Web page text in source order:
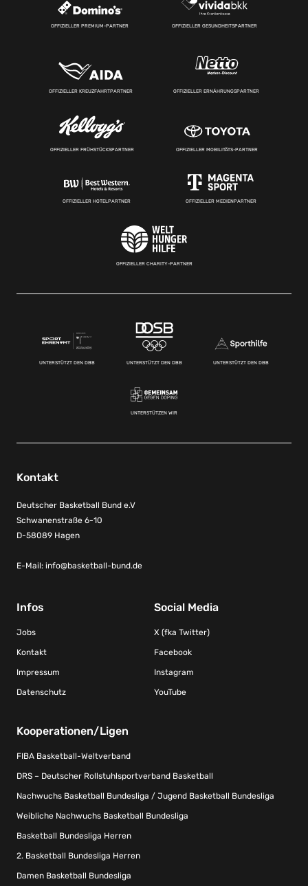
OFFIZIELLER PREMIUM-PARTNER OFFIZIELLER GESUNDHEITSPARTNER
OFFIZIELLER KREUZFAHRTPARTNER OFFIZIELLER ERNÄHRUNGSPARTNER
OFFIZIELLER FRÜHSTÜCKSPARTNER OFFIZIELLER MOBILITÄTS-PARTNER
OFFIZIELLER HOTELPARTNER OFFIZIELLER MEDIENPARTNER
OFFIZIELLER CHARITY-PARTNER
UNTERSTÜTZT DEN DBB UNTERSTÜTZT DEN DBB UNTERSTÜTZT DEN DBB
UNTERSTÜTZEN WIR
Kontakt
Deutscher Basketball Bund e.V
Schwanenstraße 6-10
D-58089 Hagen
E-Mail: info@basketball-bund.de
Infos
Jobs
Kontakt
Impressum
Datenschutz
Social Media
X (fka Twitter)
Facebook
Instagram
YouTube
Kooperationen/Ligen
FIBA Basketball-Weltverband
DRS – Deutscher Rollstuhlsportverband Basketball
Nachwuchs Basketball Bundesliga / Jugend Basketball Bundesliga
Weibliche Nachwuchs Basketball Bundesliga
Basketball Bundesliga Herren
2. Basketball Bundesliga Herren
Damen Basketball Bundesliga